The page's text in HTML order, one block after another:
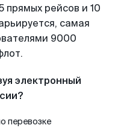
прямых рейсов и 10
самая
9000
электронный
перевозке